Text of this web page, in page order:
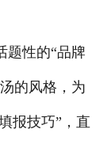
性的“品牌
的风格，为
报技巧”，直